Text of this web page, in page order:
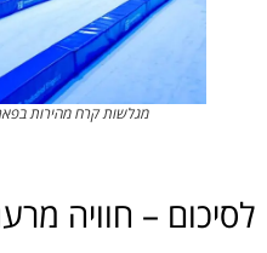
מגלשות קרח מהירות
לסיכום – חוויה